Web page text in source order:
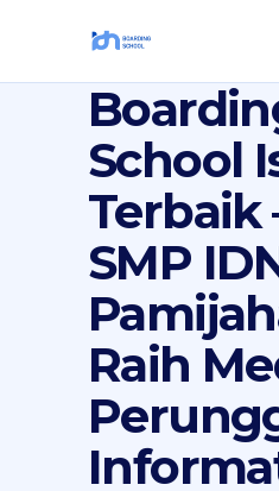
School
Terbaik
SMP
Raih